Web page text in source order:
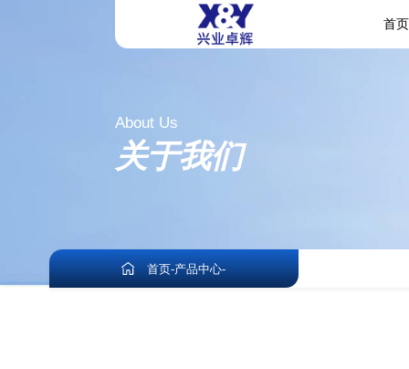
首页
About Us
关于我们
首页-产品中心-